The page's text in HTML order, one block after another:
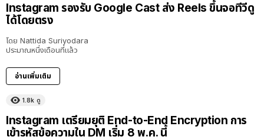
Instagram รองรับ Google Cast ส่ง Reels ขึ้นจอทีวีดู
ได้โดยตรง
โดย Nattida Suriyodara
ประมาณหนึ่งเดือนที่แล้ว
อ่านเพิ่มเติม
1.8k ดู
Instagram เตรียมยุติ End-to-End Encryption การ
เข้ารหัสข้อความใน DM เริ่ม 8 พ.ค. นี้